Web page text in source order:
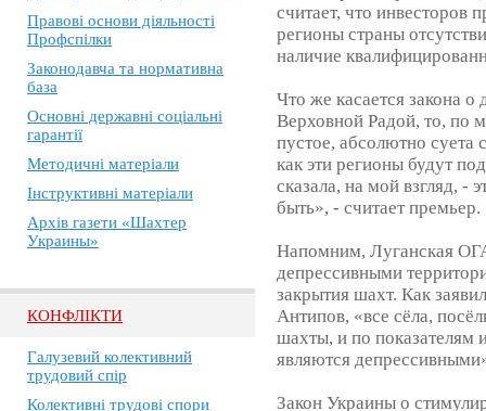
Правові основи діяльності
Профспілки
Законодавча та нормативна
база
Основні державні соціальні
гарантії
Методичні матеріали
Інструктивні матеріали
Архів газети «Шахтер
Украины»
КОНФЛІКТИ
Галузевий колективний
трудовий спір
Колективні трудові спори
считает, что инвесторов
регионы страны
наличие
Что же касается закона
Верховной Радой, то, по
пустое, абсолютно суета
как эти регионы будут
сказала, на мой взгляд, -
быть», - считает премьер.
Напомним, Луганская
депрессивными
закрытия шахт. Как
Антипов, «все сёла,
шахты, и по показателям
являются
Закон Украины о